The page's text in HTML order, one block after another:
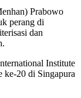
Prabowo
perang di
dan
Institute
ke-20 di Singapura